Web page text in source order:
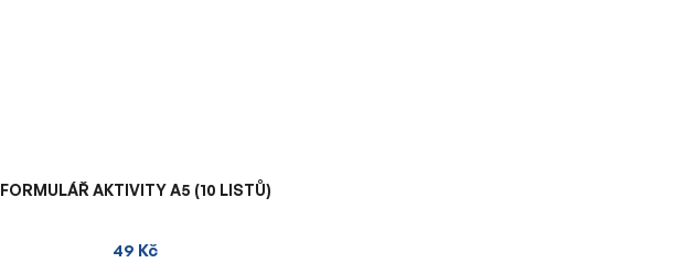
FORMULÁŘ AKTIVITY A5 (10 LISTŮ)
49 Kč